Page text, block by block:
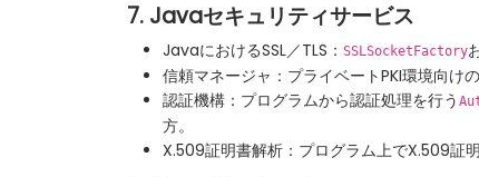
7. Javaセキュリティサービス
JavaにおけるSSL／TLS： SSLSocketFactory
信頼マネージャ：プライベートPKI環境向け
認証機構：プログラムから認証処理を行う
方。
X.509証明書解析：プログラム上でX.509証